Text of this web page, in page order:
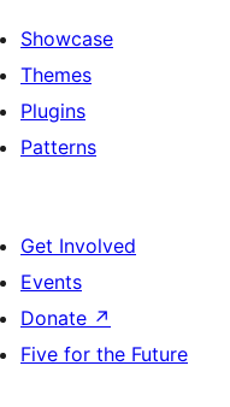
Showcase
Themes
Plugins
Patterns
Get Involved
Events
Donate ↗
Five for the Future